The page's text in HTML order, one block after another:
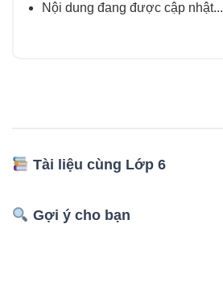
Nội dung đang được cập nhật...
Tài liệu cùng Lớp 6
Gợi ý cho bạn